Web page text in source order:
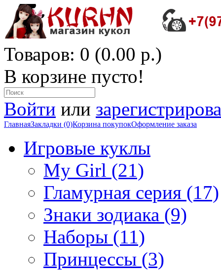
Товаров: 0 (0.00 р.)
В корзине пусто!
Войти или
ГлавнаяЗакладки (0)Корзина покупокОформление заказа
Игровые куклы
My Girl (21)
Гламурная серия (17)
Знаки зодиака (9)
Наборы (11)
Принцессы (3)